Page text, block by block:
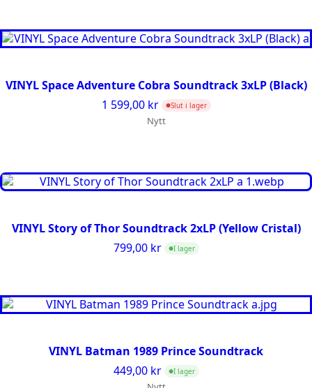
VINYL Space Adventure Cobra Soundtrack 3xLP (Black)
1 599,00 kr ●Slut i lager
Nytt
VINYL Story of Thor Soundtrack 2xLP (Yellow Cristal)
799,00 kr ●I lager
VINYL Batman 1989 Prince Soundtrack
449,00 kr ●I lager